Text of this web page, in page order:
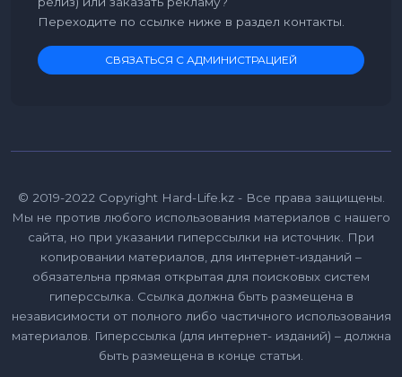
Переходите по ссылке ниже в раздел контакты.
СВЯЗАТЬСЯ С АДМИНИСТРАЦИЕЙ
© 2019-2022 Copyright Hard-Life.kz - Все права защищены.
Мы не против любого использования материалов с нашего
сайта, но при указании гиперссылки на источник. При
копировании материалов, для интернет-изданий –
обязательна прямая открытая для поисковых систем
гиперссылка. Ссылка должна быть размещена в
независимости от полного либо частичного использования
материалов. Гиперссылка (для интернет- изданий) – должна
быть размещена в конце статьи.